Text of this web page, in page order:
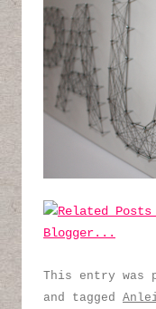
This entry was
and tagged